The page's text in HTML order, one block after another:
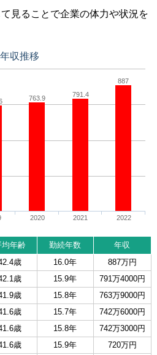
見ることで企業の体力や状況を
年収推移
763.9 791.4
887
2020 2021 2022
均年齢 勤続年数
年収
歳 16.0年
887万円
歳 15.9年
791万4000円
歳 15.8年
763万9000円
歳 15.7年
742万6000円
歳 15.8年
742万3000円
歳 15.9年
720万円